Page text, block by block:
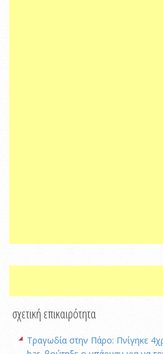
σχετική επικαιρότητα
Τραγωδία στην Πάρο: Πνίγηκε